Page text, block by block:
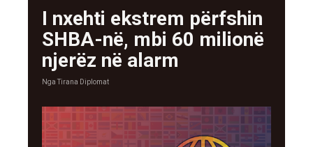
I nxehti ekstrem përfshin
SHBA-në, mbi 60 milionë
njerëz në alarm
NgaTirana Diplomat